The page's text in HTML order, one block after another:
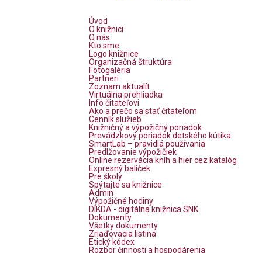
Úvod
O knižnici
O nás
Kto sme
Logo knižnice
Organizačná štruktúra
Fotogaléria
Partneri
Zoznam aktualít
Virtuálna prehliadka
Info čitateľovi
Ako a prečo sa stať čitateľom
Cenník služieb
Knižničný a výpožičný poriadok
Prevádzkový poriadok detského kútika
SmartLab – pravidlá používania
Predlžovanie výpožičiek
Online rezervácia kníh a hier cez katalóg
Expresný balíček
Pre školy
Spýtajte sa knižnice
Admin
Výpožičné hodiny
DIKDA - digitálna knižnica SNK
Dokumenty
Všetky dokumenty
Zriaďovacia listina
Etický kódex
Rozbor činnosti a hospodárenia